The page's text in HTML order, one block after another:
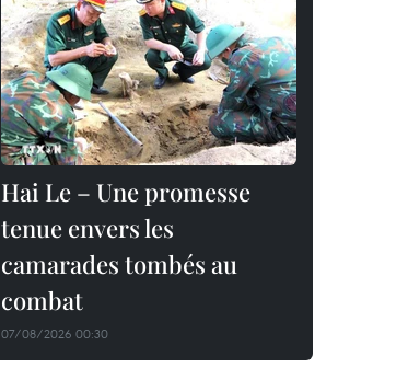
Hai Le – Une promesse
tenue envers les
camarades tombés au
combat
07/08/2026 00:30